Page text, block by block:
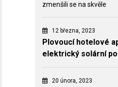
zmenšili se na skvěle
12 března, 2023
Plovoucí hotelové
elektrický solární
20 února, 2023